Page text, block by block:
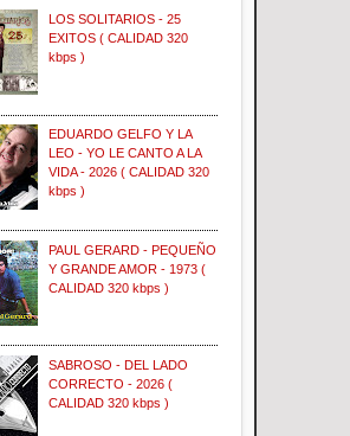
LOS SOLITARIOS - 25
EXITOS ( CALIDAD 320
kbps )
EDUARDO GELFO Y LA
LEO - YO LE CANTO A LA
VIDA - 2026 ( CALIDAD 320
kbps )
PAUL GERARD - PEQUEÑO
Y GRANDE AMOR - 1973 (
CALIDAD 320 kbps )
SABROSO - DEL LADO
CORRECTO - 2026 (
CALIDAD 320 kbps )